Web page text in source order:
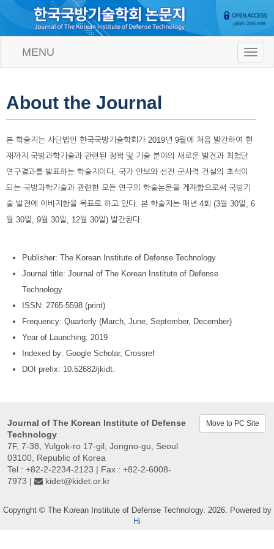
T
o
n
v
o
MENU
About the Journal
본 학술지는 사단법인 한국국방기술학회가 2019년 9월에 처음 발간하여 현
재까지 국방과학기술과 관련된 정책 및 기술 분야의 새로운 발견과 최첨단
연구결과를 발표하는 학술지이다. 국가 안보와 선진 군사력 건설의 초석이
되는 국방과학기술과 관련한 모든 연구의 학술논문을 게재함으로써 국방기
술 발전에 이바지함을 목표로 하고 있다. 본 학술지는 매년 4회 (3월 30일, 6
월 30일, 9월 30일, 12월 30일) 발간된다.
Publisher: The Korean Institute of Defense Technology
Journal title: Journal of The Korean Institute of Defense
Technology
ISSN: 2765-5598 (print)
Frequency: Quarterly (March, June, September, December)
Year of Launching: 2019
Indexed by: Google Scholar, Crossref
DOI prefix: 10.52682/jkidt.
Journal of The Korean Institute of Defense
Technology
7F, 7-38, Yulgok-ro 17-gil, Jongno-gu, Seoul
03100, Republic of Korea
Tel : +82-2-2234-2123 | Fax : +82-2-6008-
7973 |
kidet@kidet.or.kr
Move to PC Site
Copyright © The Korean Institute of Defense Technology. 2026. Powered by
Hi